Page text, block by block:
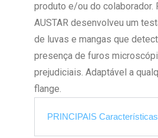
produto e/ou do colaborador.
AUSTAR desenvolveu um
de luvas e mangas que
presença de furos
prejudiciais. Adaptável a
flange.
PRINCIPAIS Características